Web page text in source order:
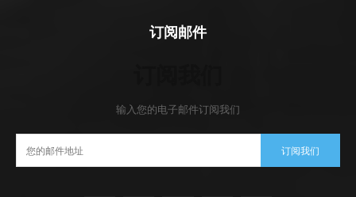
订阅邮件
输入您的电子邮件订阅我们
订阅我们